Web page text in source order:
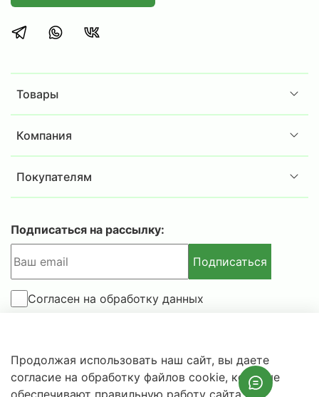
Товары
Компания
Покупателям
Подписаться на рассылку:
Подписаться
Согласен на обработку данных
© 2025-2026 IBSAFE.RU – Интернет-магазин сейфов и
металлической мебели.
Информация о розничных ценах, технических
Продолжая использовать наш сайт, вы даете
согласие на обработку файлов cookie, которые